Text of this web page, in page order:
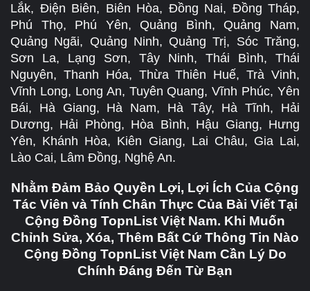
Lắk, Điện Biên, Biên Hòa, Đồng Nai, Đồng Tháp,
Phú Thọ, Phú Yên, Quảng Bình, Quảng Nam,
Quảng Ngãi, Quảng Ninh, Quảng Trị, Sóc Trăng,
Sơn La, Lạng Sơn, Tây Ninh, Thái Bình, Thái
Nguyên, Thanh Hóa, Thừa Thiên Huế, Trà Vinh,
Vĩnh Long, Long An, Tuyên Quang, Vĩnh Phúc, Yên
Bái, Hà Giang, Hà Nam, Hà Tây, Hà Tĩnh, Hải
Dương, Hải Phòng, Hòa Bình, Hậu Giang, Hưng
Yên, Khánh Hòa, Kiên Giang, Lai Châu, Gia Lai,
Lào Cai, Lâm Đồng, Nghệ An.
Nhằm Đảm Bảo Quyền Lợi, Lợi Ích Của Cộng
Tác Viên và Tính Chân Thực Của Bài Viết Tại
Cộng Đồng TopnList Việt Nam. Khi Muốn
Chỉnh Sửa, Xóa, Thêm Bất Cứ Thông Tin Nào
Cộng Đồng TopnList Việt Nam Cần Lý Do
Chính Đáng Đến Từ Bạn